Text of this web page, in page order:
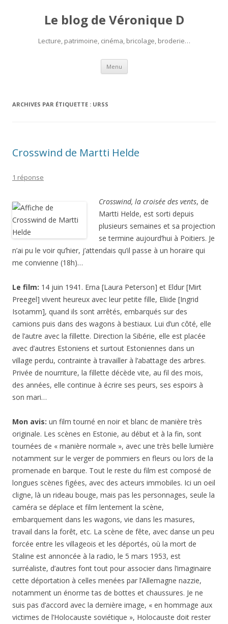
Le blog de Véronique D
Lecture, patrimoine, cinéma, bricolage, broderie…
Menu Aller
contenu
ARCHIVES PAR ÉTIQUETTE : URSS
Crosswind de Martti Helde
1 réponse
Crosswind, la croisée des vents, de
Martti Helde, est sorti depuis
plusieurs semaines et sa projection
se termine aujourd’hui à Poitiers. Je
n’ai pu le voir qu’hier, j’attendais qu’il passe à un horaire qui
me convienne (18h)…
Le film: 14 juin 1941. Erna [Laura Peterson] et Eldur [Mirt
Preegel] vivent heureux avec leur petite fille, Eliide [Ingrid
Isotamm], quand ils sont arrêtés, embarqués sur des
camions puis dans des wagons à bestiaux. Lui d’un côté, elle
de l’autre avec la fillette. Direction la Sibérie, elle est placée
avec d’autres Estoniens et surtout Estoniennes dans un
village perdu, contrainte à travailler à l’abattage des arbres.
Privée de nourriture, la fillette décède vite, au fil des mois,
des années, elle continue à écrire ses peurs, ses espoirs à
son mari…
Mon avis: un film tourné en noir et blanc de manière très
originale. Les scènes en Estonie, au début et à la fin, sont
tournées de « manière normale », avec une très belle lumière
notamment sur le verger de pommiers en fleurs ou lors de la
promenade en barque. Tout le reste du film est composé de
longues scènes figées, avec des acteurs immobiles. Ici un oeil
cligne, là un rideau bouge, mais pas les personnages, seule la
caméra se déplace et film lentement la scène,
embarquement dans les wagons, vie dans les masures,
travail dans la forêt, etc. La scène de fête, avec danse un peu
forcée entre les villageois et les déportés, où la mort de
Staline est annoncée à la radio, le 5 mars 1953, est
surréaliste, d’autres font tout pour associer dans l’imaginaire
cette déportation à celles menées par l’Allemagne nazzie,
notamment un énorme tas de bottes et chaussures. Je ne
suis pas d’accord avec la dernière image, « en hommage aux
victimes de l’Holocauste soviétique », Holocauste doit rester